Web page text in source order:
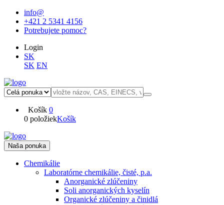
info@
+421 2 5341 4156
Potrebujete pomoc?
Login
SK
SK EN
Košík 0
0 položiekKošík
Naša ponuka
Chemikálie
Laboratórne chemikálie, čisté, p.a.
Anorganické zlúčeniny
Soli anorganických kyselín
Organické zlúčeniny a činidlá